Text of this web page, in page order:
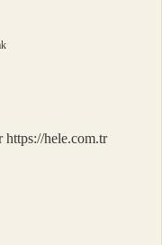
https://hele.com.tr